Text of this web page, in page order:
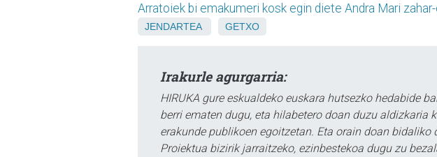
Arratoiek bi emakumeri kosk egin diete Andra Mari
JENDARTEA GETXO
Irakurle agurgarria:
HIRUKA gure eskualdeko euskara hutsezko hedabide
berri ematen dugu, eta hilabetero doan duzu aldizkaria
erakunde publikoen egoitzetan. Eta orain doan bidaliko
Proiektua bizirik jarraitzeko, ezinbestekoa dugu zu